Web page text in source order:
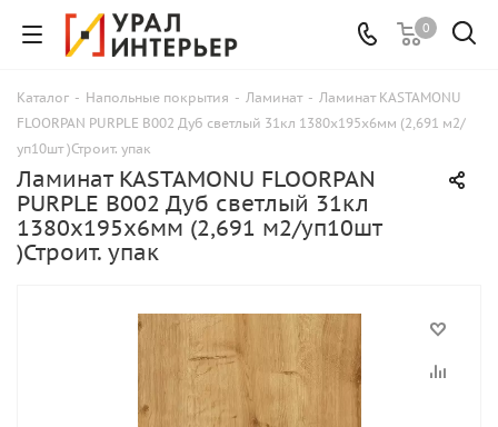
0
Каталог - Напольные покрытия - Ламинат - Ламинат KASTAMONU
FLOORPAN PURPLE В002 Дуб светлый 31кл 1380x195x6мм (2,691 м2/
уп10шт )Строит. упак
Ламинат KASTAMONU FLOORPAN
PURPLE В002 Дуб светлый 31кл
1380x195x6мм (2,691 м2/уп10шт
)Строит. упак